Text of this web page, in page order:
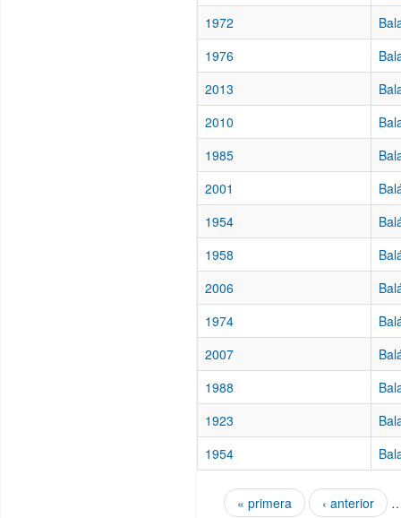
1972
1976
2013
2010
1985
2001
1954
1958
2006
1974
2007
1988
1923
1954
« primera ‹ anterior